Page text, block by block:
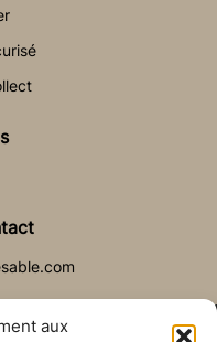
aux